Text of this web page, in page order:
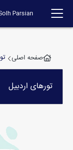
Parsian
صفحه اصلی
تورهای اردبیل